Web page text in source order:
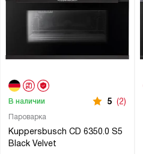
Пароварка
Kuppersbusch CD 6350.0 S5
Black Velvet
В наличии 5 (2)